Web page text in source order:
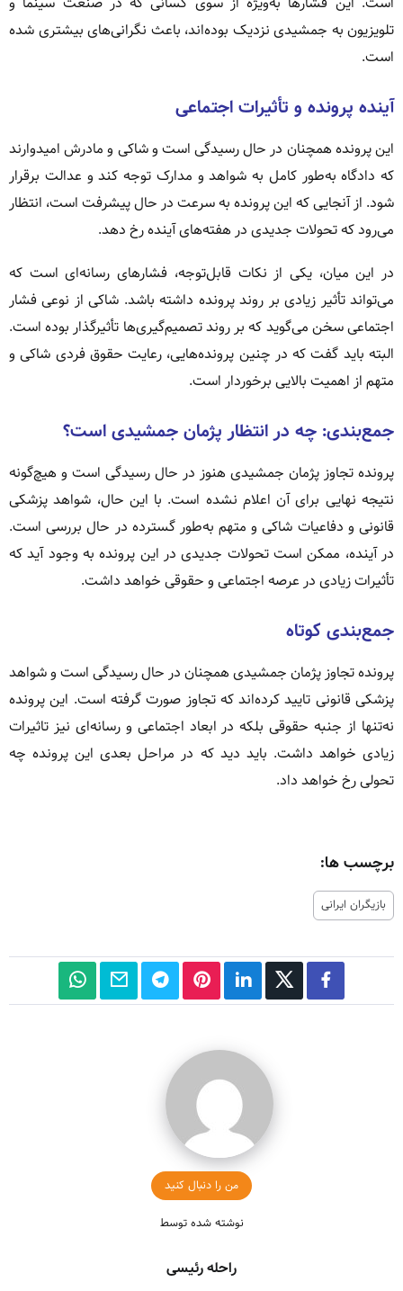
تلویزیون به جمشیدی نزدیک بوده‌اند، باعث نگرانی‌های بیشتری شده
است.
آینده پرونده و تأثیرات اجتماعی
این پرونده همچنان در حال رسیدگی است و شاکی و مادرش امیدوارند
که دادگاه به‌طور کامل به شواهد و مدارک توجه کند و عدالت برقرار
شود. از آنجایی که این پرونده به سرعت در حال پیشرفت است، انتظار
می‌رود که تحولات جدیدی در هفته‌های آینده رخ دهد.
در این میان، یکی از نکات قابل‌توجه، فشارهای رسانه‌ای است که
می‌تواند تأثیر زیادی بر روند پرونده داشته باشد. شاکی از نوعی فشار
اجتماعی سخن می‌گوید که بر روند تصمیم‌گیری‌ها تأثیرگذار بوده است.
البته باید گفت که در چنین پرونده‌هایی، رعایت حقوق فردی شاکی و
متهم از اهمیت بالایی برخوردار است.
جمع‌بندی: چه در انتظار پژمان جمشیدی است؟
پرونده تجاوز پژمان جمشیدی هنوز در حال رسیدگی است و هیچ‌گونه
نتیجه نهایی برای آن اعلام نشده است. با این حال، شواهد پزشکی
قانونی و دفاعیات شاکی و متهم به‌طور گسترده در حال بررسی است.
در آینده، ممکن است تحولات جدیدی در این پرونده به وجود آید که
تأثیرات زیادی در عرصه اجتماعی و حقوقی خواهد داشت.
جمع‌بندی کوتاه
پرونده تجاوز پژمان جمشیدی همچنان در حال رسیدگی است و شواهد
پزشکی قانونی تایید کرده‌اند که تجاوز صورت گرفته است. این پرونده
نه‌تنها از جنبه حقوقی بلکه در ابعاد اجتماعی و رسانه‌ای نیز تاثیرات
زیادی خواهد داشت. باید دید که در مراحل بعدی این پرونده چه
تحولی رخ خواهد داد.
برچسب ها:
بازیگران ایرانی
من را دنبال کنید
نوشته شده توسط
راحله رئیسی